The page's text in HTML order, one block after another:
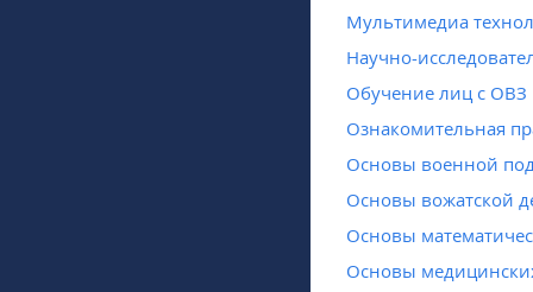
Мультимедиа
Научно-
Обучение лиц с ОВЗ
Ознакомительная
Основы военной
Основы вожатской
Основы
Основы